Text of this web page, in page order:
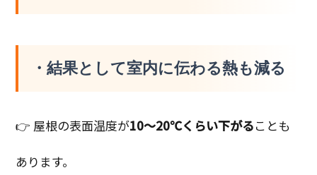
・結果として室内に伝わる熱も減る
👉 屋根の表面温度が10〜20℃くらい下がることも
あります。